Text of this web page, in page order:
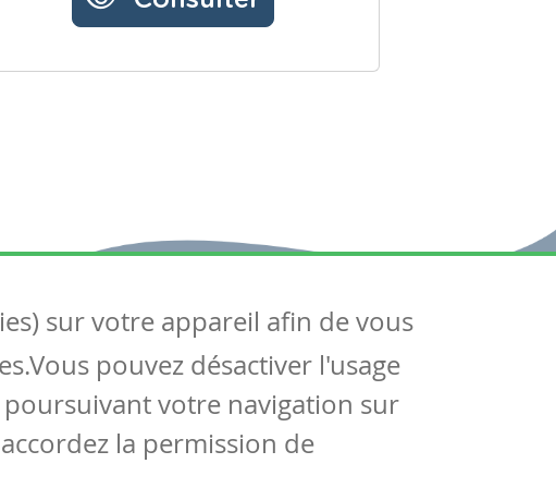
Suivez-nous
Contactez-nous
Soutien scolaire
sur votre appareil afin de vous
pouvez désactiver l'usage
votre navigation sur
la permission de